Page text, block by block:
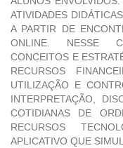
ATIVIDADES
A PARTIR DE
ONLINE. NESSE
CONCEITOS E
RECURSOS
UTILIZAÇÃO E
INTERPRETAÇÃO,
COTIDIANAS DE
RECURSOS
APLICATIVO QUE